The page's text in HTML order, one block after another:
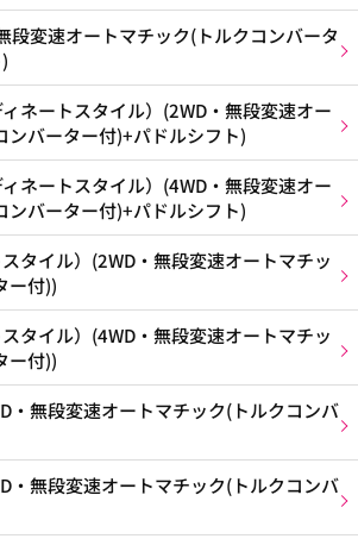
変速オートマチック(トルクコンバータ
ネートスタイル）(2WD・無段変速オー
ンバーター付)+パドルシフト)
ネートスタイル）(4WD・無段変速オー
ンバーター付)+パドルシフト)
タイル）(2WD・無段変速オートマチッ
ー付))
タイル）(4WD・無段変速オートマチッ
ー付))
無段変速オートマチック(トルクコンバ
無段変速オートマチック(トルクコンバ